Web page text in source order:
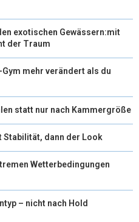
exotischen Gewässern:mit
der Traum
mehr verändert als du
statt nur nach Kammergröße
Stabilität, dann der Look
Wetterbedingungen
– nicht nach Hold